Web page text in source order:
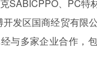
SABICPPO、PC特
发区国商经贸有限
与多家企业合作，